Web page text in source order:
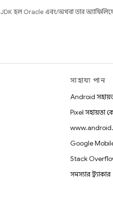
হল Oracle এবং/অথবা তার অ্যাফিলিয়েট
সাহায্য পান
Android
Pixel সহায়তা
Google
Stack
সমস্যার ট্র্যাকার